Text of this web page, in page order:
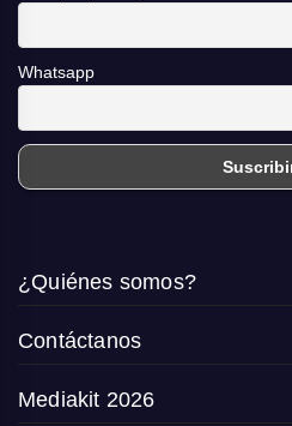
Whatsapp
¿Quiénes somos?
Contáctanos
Mediakit 2026